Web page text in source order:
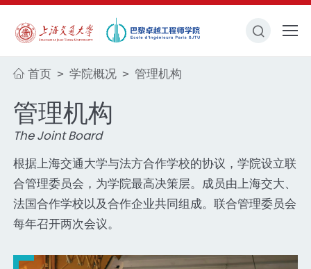
首页 > 学院概况 > 管理机构
管理机构
The Joint Board
根据上海交通大学与法方合作学校的协议，学院设立联
合管理委员会，为学院最高决策层。成员由上海交大、
法国合作学校以及合作企业共同组成。联合管理委员会
每年召开两次会议。